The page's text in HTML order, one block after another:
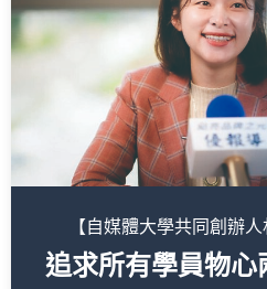
【自媒體大學共同創辦
追求所有學員物